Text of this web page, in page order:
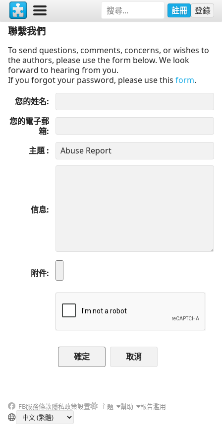
註冊 登錄
聯繫我們
To send questions, comments, concerns, or wishes to
the authors, please use the form below. We look
forward to hearing from you.
If you forgot your password, please use this form.
您的姓名
您的電子郵
箱
主題
信息
附件
取消
FB服務條款隱私政策設置 主題 幫助 報告濫用